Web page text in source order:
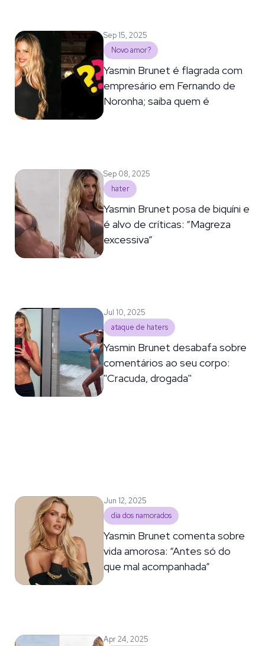
Sep 15, 2025
Novo amor?
Yasmin Brunet é flagrada com
empresário em Fernando de
Noronha; saiba quem é
Sep 08, 2025
hater
Yasmin Brunet posa de biquíni e
é alvo de críticas: “Magreza
excessiva”
Jul 10, 2025
ataque de haters
Yasmin Brunet desabafa sobre
comentários ao seu corpo:
''Cracuda, drogada''
Jun 12, 2025
dia dos namorados
Yasmin Brunet comenta sobre
vida amorosa: “Antes só do
que mal acompanhada”
Apr 24, 2025